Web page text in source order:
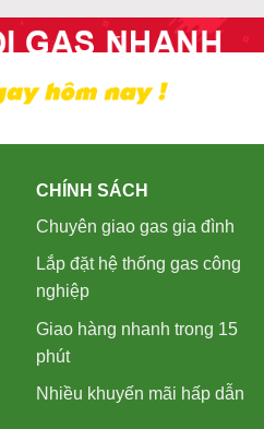
CHÍNH SÁCH
Chuyên giao gas gia đình
Lắp đặt hệ thống gas công
nghiệp
Giao hàng nhanh trong 15
phút
Nhiều khuyến mãi hấp dẫn